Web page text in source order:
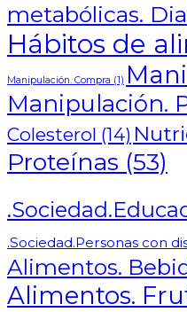
metabólicas.
Hábitos de
Manipulación. Compra (1)
Manipulación.
Colesterol (14)
Proteínas (53)
.Sociedad.Personas con
Alimentos.
Alimentos.